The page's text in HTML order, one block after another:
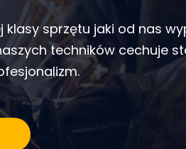
sprzętu jaki od nas
techników cechuje